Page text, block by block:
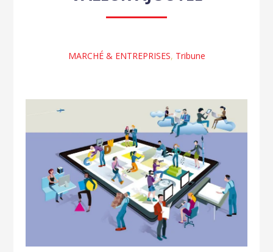
MARCHÉ & ENTREPRISES, Tribune